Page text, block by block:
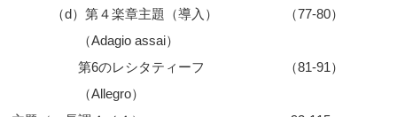
（d）第４楽章主題（導入） （77-80）
（Adagio assai）
第6のレシタティーフ （81-91）
（Allegro）